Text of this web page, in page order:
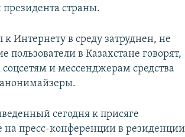
страны.
Интернету в среду затруднен, не
в Казахстане говорят,
и мессенджерам средства
анонимайзеры.
сегодня к присяге
пресс-конференции в резиденции